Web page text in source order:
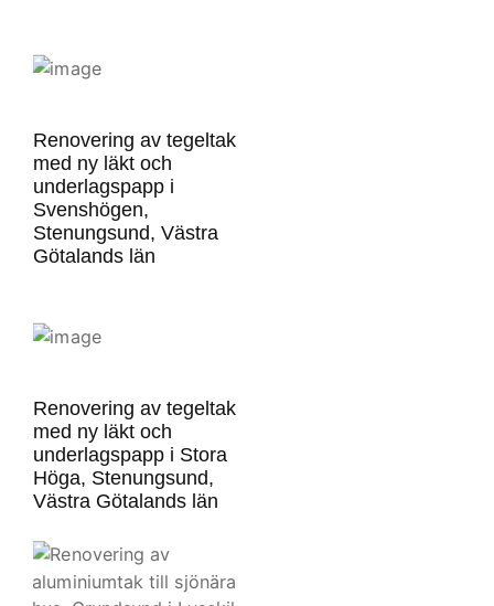
Renovering av tegeltak
med ny läkt och
underlagspapp i
Svenshögen,
Stenungsund, Västra
Götalands län
Renovering av tegeltak
med ny läkt och
underlagspapp i Stora
Höga, Stenungsund,
Västra Götalands län